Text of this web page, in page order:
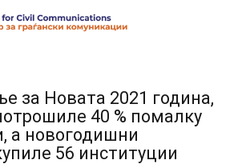
за Новата 2021 година,
40 % помалку
а новогодишни
56 институции